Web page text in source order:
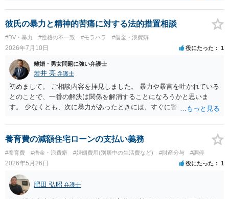
か？ →金額の内訳が不明であればそもそも支払うべきものか判断でき
ませんので、まずは内訳を聞くことでしょう。 なお、給料の差し押さ
で、支払いしない場合でも直ちに給料の差し押さえはできません。
彼氏の暴力と精神的苦痛に対する法的措置相談
#DV・暴力 #性格の不一致 #モラハラ #借金・浪費癖
2026年7月10日 役にたった 1
離婚・男女問題に強い弁護士
若井 亮 弁護士
初めまして。 ご相談内容を拝見しました。 暴力や暴言を吐かれている
とのことで、一番の解決は関係を解消することになろうかと思いま
す。 少なくとも、次に暴力があったときには、すぐに警察に通報する
きますが、法的に拘束するものではなく、突発的な攻撃を防げるもの
ではありません。 ご自身の身の安全を確保することを第一とするよう
養育費の減額住宅ローンの支払い義務
#養育費 #借金・浪費癖 #婚姻費用(別居中の生活費など) #財産分与 #調停
2026年5月26日 役にたった 1
肥田 弘昭 弁護士